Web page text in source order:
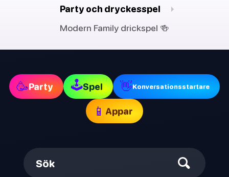
Party och dryckesspel
Modern Family drickspel 🍻
🥳Party 🕹Spel 👋Konversationsstartare
📱 Appar
Sök